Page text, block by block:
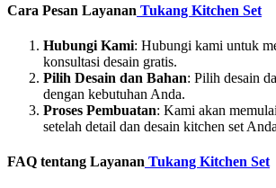
Cara Pesan Layanan Tukang Kitchen Set
Hubungi Kami: Hubungi kami untuk
konsultasi desain gratis.
Pilih Desain dan Bahan: Pilih desain
dengan kebutuhan Anda.
Proses Pembuatan: Kami akan
setelah detail dan desain kitchen set
FAQ tentang Layanan Tukang Kitchen Set